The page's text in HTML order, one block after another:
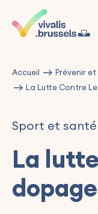
Accueil Prévenir et
La Lutte Contre
Sport et santé
La
dopage